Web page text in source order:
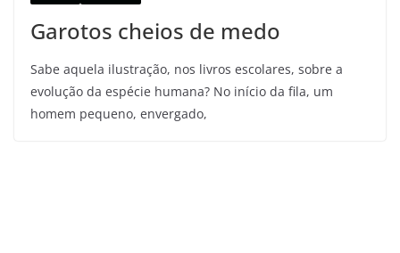
Garotos cheios de medo
Sabe aquela ilustração, nos livros escolares, sobre a
evolução da espécie humana? No início da fila, um
homem pequeno, envergado,